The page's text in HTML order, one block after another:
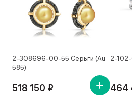
2-308696-00-55 Серьги (Au
585)
518 150 ₽
2-
464